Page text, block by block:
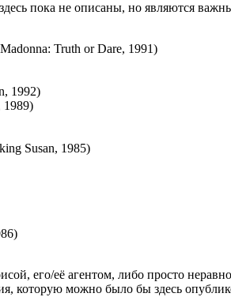
пока не описаны, но являются
Truth or Dare, 1991)
1992)
1989)
Susan, 1985)
его/её агентом, либо просто
которую можно было бы здесь